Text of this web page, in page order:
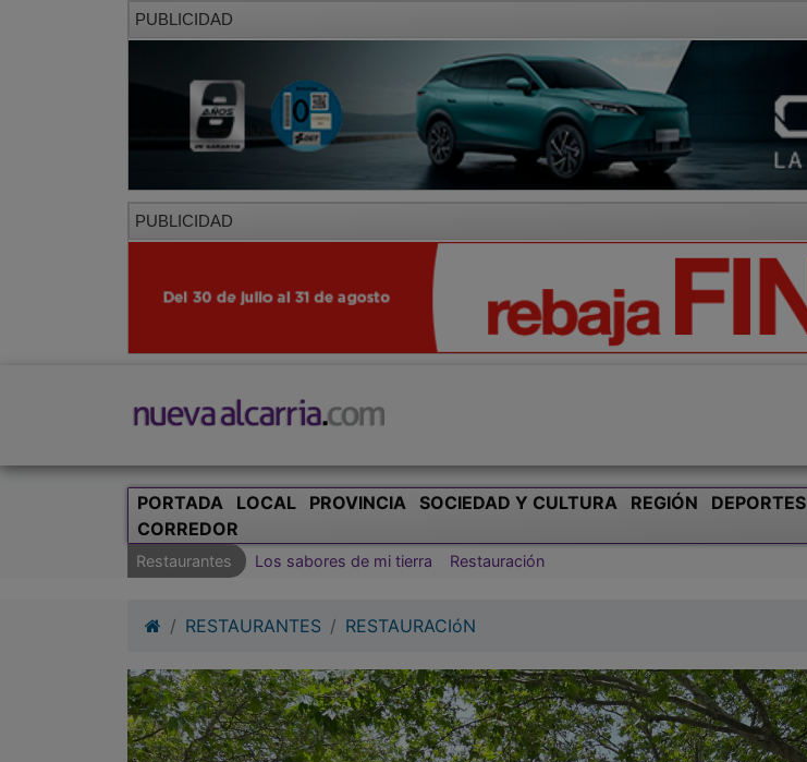
PUBLICIDAD
PUBLICIDAD
PORTADA LOCAL PROVINCIA SOCIEDAD Y CULTURA REGIÓN DEPORTES
CORREDOR
Restaurantes Los sabores de mi tierra Restauración
RESTAURANTES RESTAURACIóN